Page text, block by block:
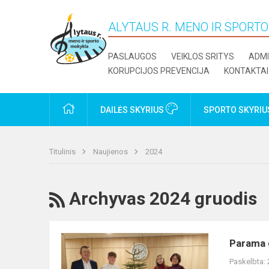
ALYTAUS R. MENO IR
PASLAUGOS VEIKLOS SRITYS
KORUPCIJOS PREVENCIJA
KONTAKTAI
PRADŽIADAILĖS SKYRIUS SPORTO
Titulinis Naujienos 2024
RSS
Archyvas 2024 gruodis
Parama
gerai
Paskelbta: